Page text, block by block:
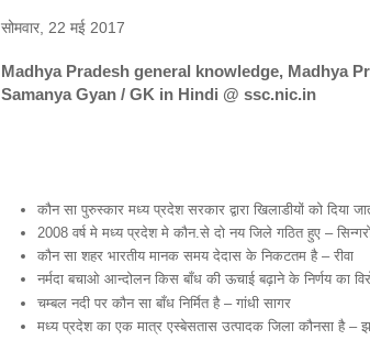
सोमवार, 22 मई 2017
Madhya Pradesh general knowledge, Madhya
Samanya Gyan / GK in Hindi @ ssc.nic.in
कौन सा पुरुस्कार मध्य प्रदेश सरकार द्वारा खिलाडीयों को दिया
2008 वर्ष मे मध्य प्रदेश मे कौन.से दो नय जिले गठित हुए –
कौन सा शहर भारतीय मानक समय देदास के निकटतम है – रीवा
नर्मदा बचाओ आन्दोलन किस बाँध की ऊचाई बढ़ाने के निर्णय का
चम्बल नदी पर कौन सा बाँध निर्मित है – गांधी सागर
मध्य प्रदेश का एक मात्र एस्बेसतास उत्पादक जिला कौनसा है –